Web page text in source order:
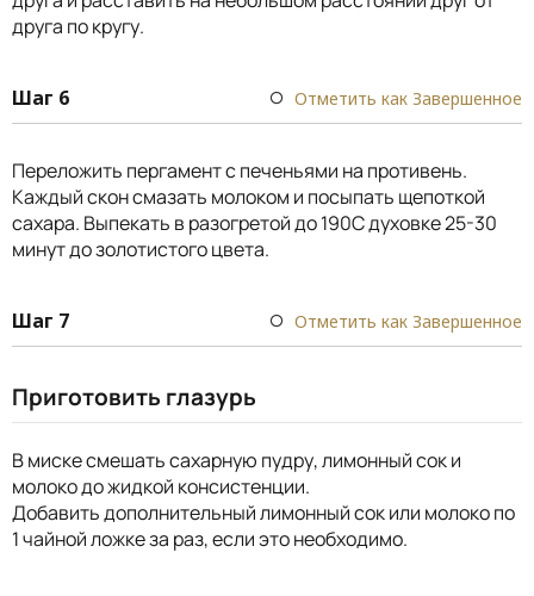
друга по кругу.
Шаг 6 Отметить как Завершенное
Переложить пергамент с печеньями на противень.
Каждый скон смазать молоком и посыпать щепоткой
сахара. Выпекать в разогретой до 190С духовке 25-30
минут до золотистого цвета.
Шаг 7 Отметить как Завершенное
Приготовить глазурь
В миске смешать сахарную пудру, лимонный сок и
молоко до жидкой консистенции.
Добавить дополнительный лимонный сок или молоко по
1 чайной ложке за раз, если это необходимо.